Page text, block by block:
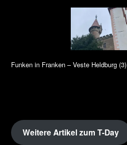
Funken in Franken – Veste Heldburg (3)
Weitere Artikel zum T-Day